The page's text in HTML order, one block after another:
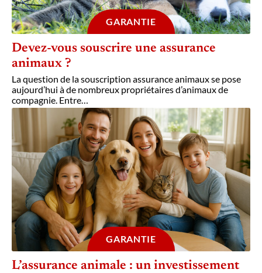
GARANTIE
Devez-vous souscrire une assurance
animaux ?
La question de la souscription assurance animaux se pose
aujourd’hui à de nombreux propriétaires d’animaux de
compagnie. Entre…
GARANTIE
L’assurance animale : un investissement